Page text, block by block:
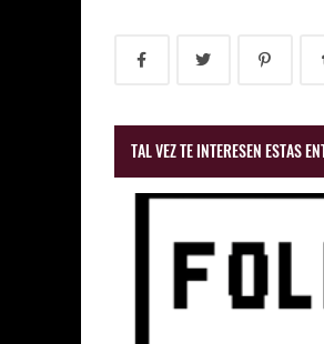
TAL VEZ TE INTERESEN ESTAS